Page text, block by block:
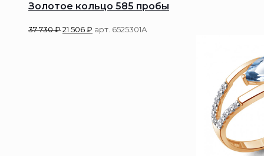
Золотое кольцо 585 пробы
37 730₽21 506₽ арт. 6525301А